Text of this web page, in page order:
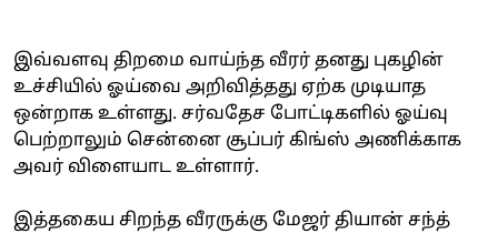
இவ்வளவு திறமை வாய்ந்த வீரர் தனது புகழின்
உச்சியில் ஓய்வை அறிவித்தது ஏற்க முடியாத
ஒன்றாக உள்ளது. சர்வதேச போட்டிகளில் ஓய்வு
பெற்றாலும் சென்னை சூப்பர் கிங்ஸ் அணிக்காக
அவர் விளையாட உள்ளார்.
இத்தகைய சிறந்த வீரருக்கு மேஜர் தியான் சந்த்